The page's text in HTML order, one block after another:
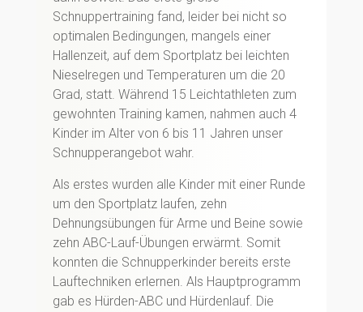
Schnuppertraining fand, leider bei nicht so
optimalen Bedingungen, mangels einer
Hallenzeit, auf dem Sportplatz bei leichten
Nieselregen und Temperaturen um die 20
Grad, statt. Während 15 Leichtathleten zum
gewohnten Training kamen, nahmen auch 4
Kinder im Alter von 6 bis 11 Jahren unser
Schnupperangebot wahr.
Als erstes wurden alle Kinder mit einer Runde
um den Sportplatz laufen, zehn
Dehnungsübungen für Arme und Beine sowie
zehn ABC-Lauf-Übungen erwärmt. Somit
konnten die Schnupperkinder bereits erste
Lauftechniken erlernen. Als Hauptprogramm
gab es Hürden-ABC und Hürdenlauf. Die